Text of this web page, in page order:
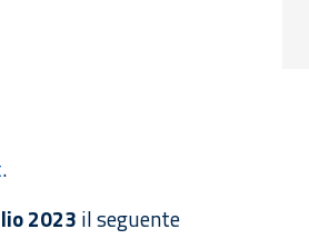
.
2023 il seguente